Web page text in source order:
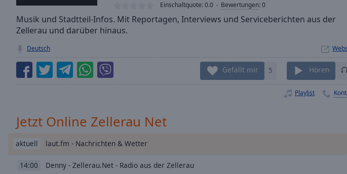
Stream
TypeLIVE
Seek to
currently
behind
LIVE
Remaining
Time-
Playback
Einschaltquote:0.0 Bewertungen:0
Musik und Stadtteil-Infos. Mit Reportagen, Interviews und Serviceberichten aus der
Zellerau und darüber hinaus.
Deutsch
Gefällt mir 5 Hören
Playlist
Jetzt Online Zellerau Net
aktuell laut.fm - Nachrichten & Wetter
14:00 Denny - Zellerau.Net - Radio aus der Zellerau